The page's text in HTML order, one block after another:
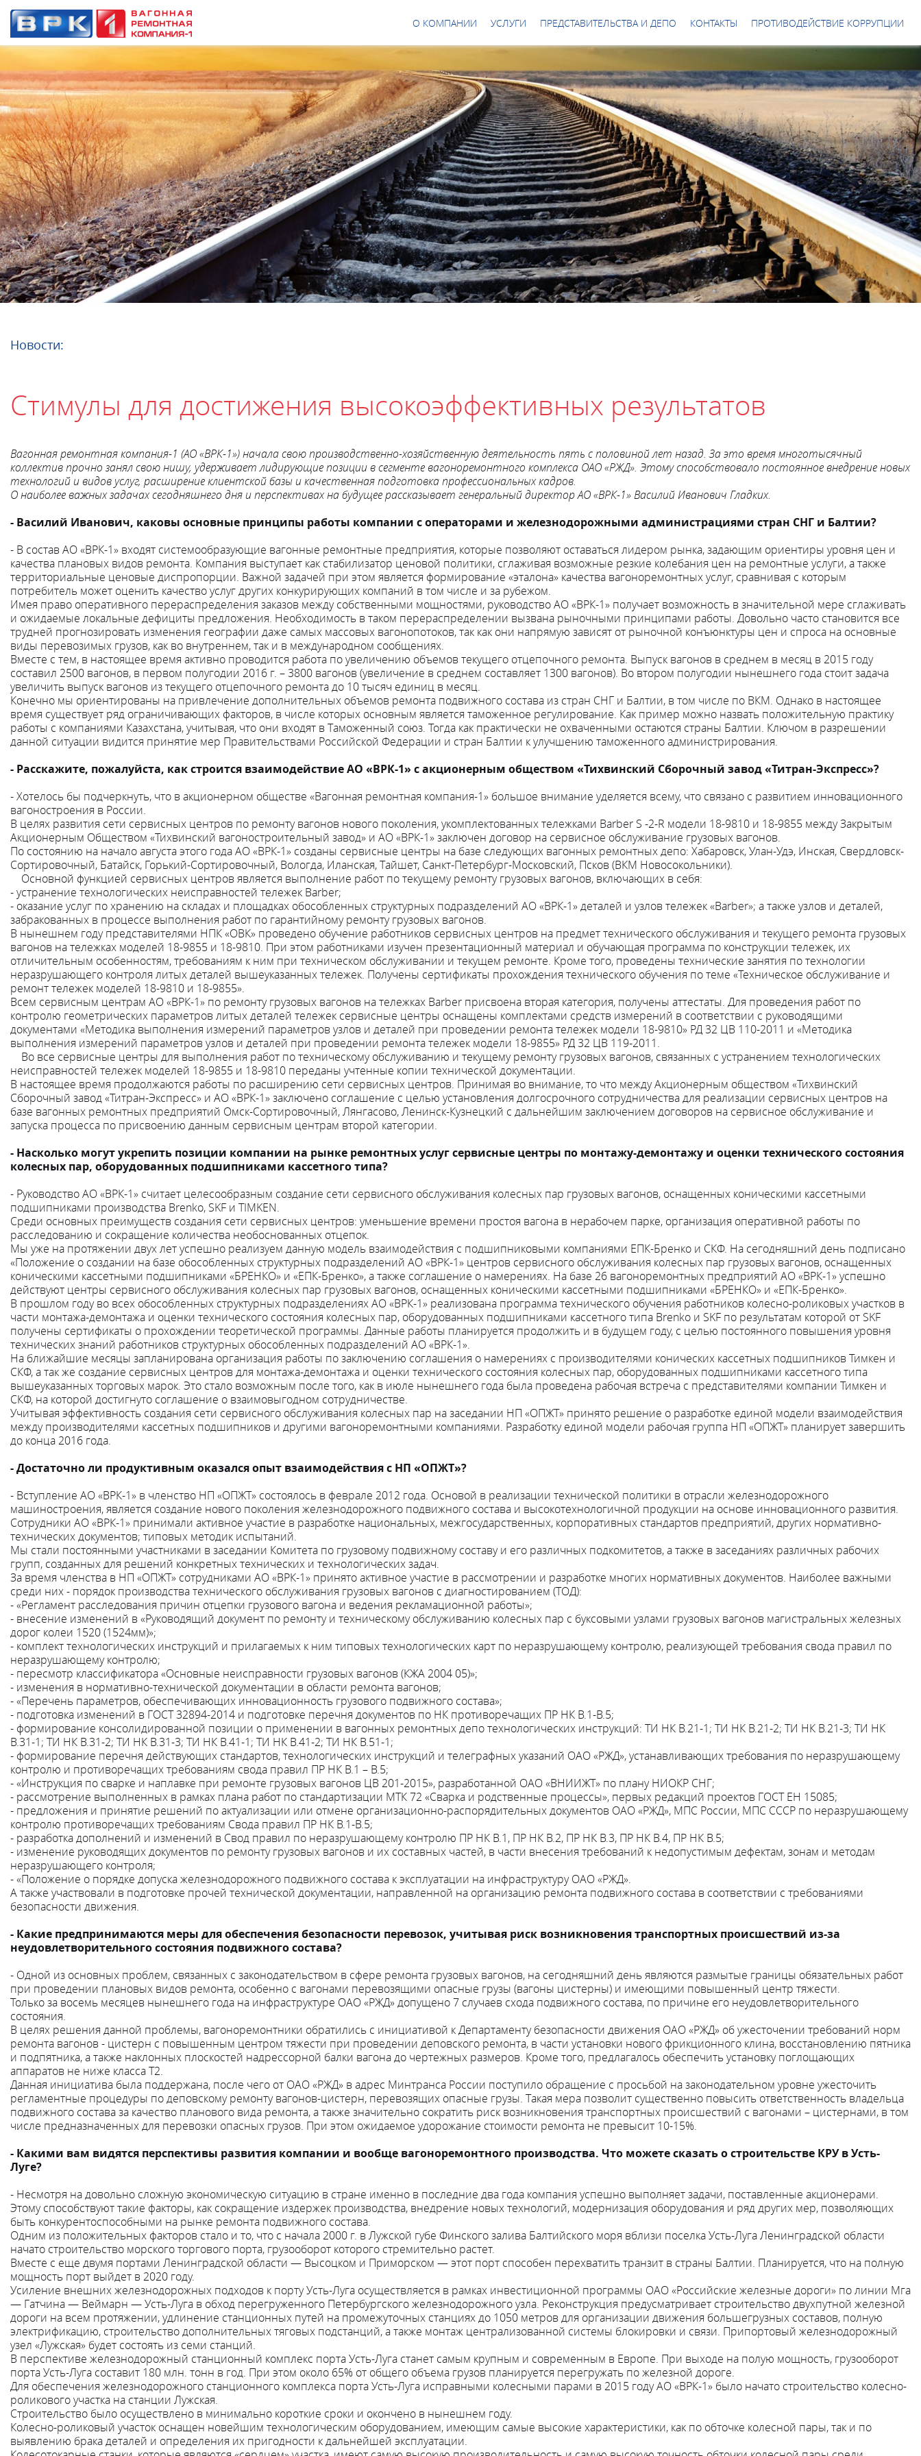
О КОМПАНИИ УСЛУГИ ПРЕДСТАВИТЕЛЬСТВА И ДЕПО КОНТАКТЫ ПРОТИВОДЕЙСТВИЕ КОРРУПЦИИ
Новости:
Стимулы для достижения высокоэффективных результатов
Вагонная ремонтная компания-1 (АО «ВРК-1») начала свою производственно-хозяйственную деятельность пять с половиной лет назад. За это время многотысячный
коллектив прочно занял свою нишу, удерживает лидирующие позиции в сегменте вагоноремонтного комплекса ОАО «РЖД». Этому способствовало постоянное внедрение новых
технологий и видов услуг, расширение клиентской базы и качественная подготовка профессиональных кадров.
О наиболее важных задачах сегодняшнего дня и перспективах на будущее рассказывает генеральный директор АО «ВРК-1» Василий Иванович Гладких.
- Василий Иванович, каковы основные принципы работы компании с операторами и железнодорожными администрациями стран СНГ и Балтии?
- В состав АО «ВРК-1» входят системообразующие вагонные ремонтные предприятия, которые позволяют оставаться лидером рынка, задающим ориентиры уровня цен и
качества плановых видов ремонта. Компания выступает как стабилизатор ценовой политики, сглаживая возможные резкие колебания цен на ремонтные услуги, а также
территориальные ценовые диспропорции. Важной задачей при этом является формирование «эталона» качества вагоноремонтных услуг, сравнивая с которым
потребитель может оценить качество услуг других конкурирующих компаний в том числе и за рубежом.
Имея право оперативного перераспределения заказов между собственными мощностями, руководство АО «ВРК-1» получает возможность в значительной мере сглаживать
и ожидаемые локальные дефициты предложения. Необходимость в таком перераспределении вызвана рыночными принципами работы. Довольно часто становится все
трудней прогнозировать изменения географии даже самых массовых вагонопотоков, так как они напрямую зависят от рыночной конъюнктуры цен и спроса на основные
виды перевозимых грузов, как во внутреннем, так и в международном сообщениях.
Вместе с тем, в настоящее время активно проводится работа по увеличению объемов текущего отцепочного ремонта. Выпуск вагонов в среднем в месяц в 2015 году
составил 2500 вагонов, в первом полугодии 2016 г. – 3800 вагонов (увеличение в среднем составляет 1300 вагонов). Во втором полугодии нынешнего года стоит задача
увеличить выпуск вагонов из текущего отцепочного ремонта до 10 тысяч единиц в месяц.
Конечно мы ориентированы на привлечение дополнительных объемов ремонта подвижного состава из стран СНГ и Балтии, в том числе по ВКМ. Однако в настоящее
время существует ряд ограничивающих факторов, в числе которых основным является таможенное регулирование. Как пример можно назвать положительную практику
работы с компаниями Казахстана, учитывая, что они входят в Таможенный союз. Тогда как практически не охваченными остаются страны Балтии. Ключом в разрешении
данной ситуации видится принятие мер Правительствами Российской Федерации и стран Балтии к улучшению таможенного администрирования.
- Расскажите, пожалуйста, как строится взаимодействие АО «ВРК-1» с акционерным обществом «Тихвинский Сборочный завод «Титран-Экспресс»?
- Хотелось бы подчеркнуть, что в акционерном обществе «Вагонная ремонтная компания-1» большое внимание уделяется всему, что связано с развитием инновационного
вагоностроения в России.
В целях развития сети сервисных центров по ремонту вагонов нового поколения, укомплектованных тележками Barber S -2-R модели 18-9810 и 18-9855 между Закрытым
Акционерным Обществом «Тихвинский вагоностроительный завод» и АО «ВРК-1» заключен договор на сервисное обслуживание грузовых вагонов.
По состоянию на начало августа этого года АО «ВРК-1» созданы сервисные центры на базе следующих вагонных ремонтных депо: Хабаровск, Улан-Удэ, Инская, Свердловск-
Сортировочный, Батайск, Горький-Сортировочный, Вологда, Иланская, Тайшет, Санкт-Петербург-Московский, Псков (ВКМ Новосокольники).
Основной функцией сервисных центров является выполнение работ по текущему ремонту грузовых вагонов, включающих в себя:
- устранение технологических неисправностей тележек Barber;
- оказание услуг по хранению на складах и площадках обособленных структурных подразделений АО «ВРК-1» деталей и узлов тележек «Barber»; а также узлов и деталей,
забракованных в процессе выполнения работ по гарантийному ремонту грузовых вагонов.
В нынешнем году представителями НПК «ОВК» проведено обучение работников сервисных центров на предмет технического обслуживания и текущего ремонта грузовых
вагонов на тележках моделей 18-9855 и 18-9810. При этом работниками изучен презентационный материал и обучающая программа по конструкции тележек, их
отличительным особенностям, требованиям к ним при техническом обслуживании и текущем ремонте. Кроме того, проведены технические занятия по технологии
неразрушающего контроля литых деталей вышеуказанных тележек. Получены сертификаты прохождения технического обучения по теме «Техническое обслуживание и
ремонт тележек моделей 18-9810 и 18-9855».
Всем сервисным центрам АО «ВРК-1» по ремонту грузовых вагонов на тележках Barber присвоена вторая категория, получены аттестаты. Для проведения работ по
контролю геометрических параметров литых деталей тележек сервисные центры оснащены комплектами средств измерений в соответствии с руководящими
документами «Методика выполнения измерений параметров узлов и деталей при проведении ремонта тележек модели 18-9810» РД 32 ЦВ 110-2011 и «Методика
выполнения измерений параметров узлов и деталей при проведении ремонта тележек модели 18-9855» РД 32 ЦВ 119-2011.
Во все сервисные центры для выполнения работ по техническому обслуживанию и текущему ремонту грузовых вагонов, связанных с устранением технологических
неисправностей тележек моделей 18-9855 и 18-9810 переданы учтенные копии технической документации.
В настоящее время продолжаются работы по расширению сети сервисных центров. Принимая во внимание, то что между Акционерным обществом «Тихвинский
Сборочный завод «Титран-Экспресс» и АО «ВРК-1» заключено соглашение с целью установления долгосрочного сотрудничества для реализации сервисных центров на
базе вагонных ремонтных предприятий Омск-Сортировочный, Лянгасово, Ленинск-Кузнецкий с дальнейшим заключением договоров на сервисное обслуживание и
запуска процесса по присвоению данным сервисным центрам второй категории.
- Насколько могут укрепить позиции компании на рынке ремонтных услуг сервисные центры по монтажу-демонтажу и оценки технического состояния
колесных пар, оборудованных подшипниками кассетного типа?
- Руководство АО «ВРК-1» считает целесообразным создание сети сервисного обслуживания колесных пар грузовых вагонов, оснащенных коническими кассетными
подшипниками производства Brenko, SKF и TIMKEN.
Среди основных преимуществ создания сети сервисных центров: уменьшение времени простоя вагона в нерабочем парке, организация оперативной работы по
расследованию и сокращение количества необоснованных отцепок.
Мы уже на протяжении двух лет успешно реализуем данную модель взаимодействия с подшипниковыми компаниями ЕПК-Бренко и СКФ. На сегодняшний день подписано
«Положение о создании на базе обособленных структурных подразделений АО «ВРК-1» центров сервисного обслуживания колесных пар грузовых вагонов, оснащенных
коническими кассетными подшипниками «БРЕНКО» и «ЕПК-Бренко», а также соглашение о намерениях. На базе 26 вагоноремонтных предприятий АО «ВРК-1» успешно
действуют центры сервисного обслуживания колесных пар грузовых вагонов, оснащенных коническими кассетными подшипниками «БРЕНКО» и «ЕПК-Бренко».
В прошлом году во всех обособленных структурных подразделениях АО «ВРК-1» реализована программа технического обучения работников колесно-роликовых участков в
части монтажа-демонтажа и оценки технического состояния колесных пар, оборудованных подшипниками кассетного типа Brenko и SKF по результатам которой от SKF
получены сертификаты о прохождении теоретической программы. Данные работы планируется продолжить и в будущем году, с целью постоянного повышения уровня
технических знаний работников структурных обособленных подразделений АО «ВРК-1».
На ближайшие месяцы запланирована организация работы по заключению соглашения о намерениях с производителями конических кассетных подшипников Тимкен и
СКФ, а так же создание сервисных центров для монтажа-демонтажа и оценки технического состояния колесных пар, оборудованных подшипниками кассетного типа
вышеуказанных торговых марок. Это стало возможным после того, как в июле нынешнего года была проведена рабочая встреча с представителями компании Тимкен и
СКФ, на которой достигнуто соглашение о взаимовыгодном сотрудничестве.
Учитывая эффективность создания сети сервисного обслуживания колесных пар на заседании НП «ОПЖТ» принято решение о разработке единой модели взаимодействия
между производителями кассетных подшипников и другими вагоноремонтными компаниями. Разработку единой модели рабочая группа НП «ОПЖТ» планирует завершить
до конца 2016 года.
- Достаточно ли продуктивным оказался опыт взаимодействия с НП «ОПЖТ»?
- Вступление АО «ВРК-1» в членство НП «ОПЖТ» состоялось в феврале 2012 года. Основой в реализации технической политики в отрасли железнодорожного
машиностроения, является создание нового поколения железнодорожного подвижного состава и высокотехнологичной продукции на основе инновационного развития.
Сотрудники АО «ВРК-1» принимали активное участие в разработке национальных, межгосударственных, корпоративных стандартов предприятий, других нормативно-
технических документов; типовых методик испытаний.
Мы стали постоянными участниками в заседании Комитета по грузовому подвижному составу и его различных подкомитетов, а также в заседаниях различных рабочих
групп, созданных для решений конкретных технических и технологических задач.
За время членства в НП «ОПЖТ» сотрудниками АО «ВРК-1» принято активное участие в рассмотрении и разработке многих нормативных документов. Наиболее важными
среди них - порядок производства технического обслуживания грузовых вагонов с диагностированием (ТОД):
- «Регламент расследования причин отцепки грузового вагона и ведения рекламационной работы»;
- внесение изменений в «Руководящий документ по ремонту и техническому обслуживанию колесных пар с буксовыми узлами грузовых вагонов магистральных железных
дорог колеи 1520 (1524мм)»;
- комплект технологических инструкций и прилагаемых к ним типовых технологических карт по неразрушающему контролю, реализующей требования свода правил по
неразрушающему контролю;
- пересмотр классификатора «Основные неисправности грузовых вагонов (КЖА 2004 05)»;
- изменения в нормативно-технической документации в области ремонта вагонов;
- «Перечень параметров, обеспечивающих инновационность грузового подвижного состава»;
- подготовка изменений в ГОСТ 32894-2014 и подготовке перечня документов по НК противоречащих ПР НК В.1-В.5;
- формирование консолидированной позиции о применении в вагонных ремонтных депо технологических инструкций: ТИ НК В.21-1; ТИ НК В.21-2; ТИ НК В.21-3; ТИ НК
В.31-1; ТИ НК В.31-2; ТИ НК В.31-3; ТИ НК В.41-1; ТИ НК В.41-2; ТИ НК В.51-1;
- формирование перечня действующих стандартов, технологических инструкций и телеграфных указаний ОАО «РЖД», устанавливающих требования по неразрушающему
контролю и противоречащих требованиям свода правил ПР НК В.1 – В.5;
- «Инструкция по сварке и наплавке при ремонте грузовых вагонов ЦВ 201-2015», разработанной ОАО «ВНИИЖТ» по плану НИОКР СНГ;
- рассмотрение выполненных в рамках плана работ по стандартизации МТК 72 «Сварка и родственные процессы», первых редакций проектов ГОСТ ЕН 15085;
- предложения и принятие решений по актуализации или отмене организационно-распорядительных документов ОАО «РЖД», МПС России, МПС СССР по неразрушающему
контролю противоречащих требованиям Свода правил ПР НК В.1-В.5;
- разработка дополнений и изменений в Свод правил по неразрушающему контролю ПР НК В.1, ПР НК В.2, ПР НК В.3, ПР НК В.4, ПР НК В.5;
- изменение руководящих документов по ремонту грузовых вагонов и их составных частей, в части внесения требований к недопустимым дефектам, зонам и методам
неразрушающего контроля;
- «Положение о порядке допуска железнодорожного подвижного состава к эксплуатации на инфраструктуру ОАО «РЖД».
А также участвовали в подготовке прочей технической документации, направленной на организацию ремонта подвижного состава в соответствии с требованиями
безопасности движения.
- Какие предпринимаются меры для обеспечения безопасности перевозок, учитывая риск возникновения транспортных происшествий из-за
неудовлетворительного состояния подвижного состава?
- Одной из основных проблем, связанных с законодательством в сфере ремонта грузовых вагонов, на сегодняшний день являются размытые границы обязательных работ
при проведении плановых видов ремонта, особенно с вагонами перевозящими опасные грузы (вагоны цистерны) и имеющими повышенный центр тяжести.
Только за восемь месяцев нынешнего года на инфраструктуре ОАО «РЖД» допущено 7 случаев схода подвижного состава, по причине его неудовлетворительного
состояния.
В целях решения данной проблемы, вагоноремонтники обратились с инициативой к Департаменту безопасности движения ОАО «РЖД» об ужесточении требований норм
ремонта вагонов - цистерн с повышенным центром тяжести при проведении деповского ремонта, в части установки нового фрикционного клина, восстановлению пятника
и подпятника, а также наклонных плоскостей надрессорной балки вагона до чертежных размеров. Кроме того, предлагалось обеспечить установку поглощающих
аппаратов не ниже класса Т2.
Данная инициатива была поддержана, после чего от ОАО «РЖД» в адрес Минтранса России поступило обращение с просьбой на законодательном уровне ужесточить
регламентные процедуры по деповскому ремонту вагонов-цистерн, перевозящих опасные грузы. Такая мера позволит существенно повысить ответственность владельца
подвижного состава за качество планового вида ремонта, а также значительно сократить риск возникновения транспортных происшествий с вагонами – цистернами, в том
числе предназначенных для перевозки опасных грузов. При этом ожидаемое удорожание стоимости ремонта не превысит 10-15%.
- Какими вам видятся перспективы развития компании и вообще вагоноремонтного производства. Что можете сказать о строительстве КРУ в Усть-
Луге?
- Несмотря на довольно сложную экономическую ситуацию в стране именно в последние два года компания успешно выполняет задачи, поставленные акционерами.
Этому способствуют такие факторы, как сокращение издержек производства, внедрение новых технологий, модернизация оборудования и ряд других мер, позволяющих
быть конкурентоспособными на рынке ремонта подвижного состава.
Одним из положительных факторов стало и то, что с начала 2000 г. в Лужской губе Финского залива Балтийского моря вблизи поселка Усть-Луга Ленинградской области
начато строительство морского торгового порта, грузооборот которого стремительно растет.
Вместе с еще двумя портами Ленинградской области — Высоцком и Приморском — этот порт способен перехватить транзит в страны Балтии. Планируется, что на полную
мощность порт выйдет в 2020 году.
Усиление внешних железнодорожных подходов к порту Усть-Луга осуществляется в рамках инвестиционной программы ОАО «Российские железные дороги» по линии Мга
— Гатчина — Веймарн — Усть-Луга в обход перегруженного Петербургского железнодорожного узла. Реконструкция предусматривает строительство двухпутной железной
дороги на всем протяжении, удлинение станционных путей на промежуточных станциях до 1050 метров для организации движения большегрузных составов, полную
электрификацию, строительство дополнительных тяговых подстанций, а также монтаж централизованной системы блокировки и связи. Припортовый железнодорожный
узел «Лужская» будет состоять из семи станций.
В перспективе железнодорожный станционный комплекс порта Усть-Луга станет самым крупным и современным в Европе. При выходе на полую мощность, грузооборот
порта Усть-Луга составит 180 млн. тонн в год. При этом около 65% от общего объема грузов планируется перегружать по железной дороге.
Для обеспечения железнодорожного станционного комплекса порта Усть-Луга исправными колесными парами в 2015 году АО «ВРК-1» было начато строительство колесно-
роликового участка на станции Лужская.
Строительство было осуществлено в минимально короткие сроки и окончено в нынешнем году.
Колесно-роликовый участок оснащен новейшим технологическим оборудованием, имеющим самые высокие характеристики, как по обточке колесной пары, так и по
выявлению брака деталей и определения их пригодности к дальнейшей эксплуатации.